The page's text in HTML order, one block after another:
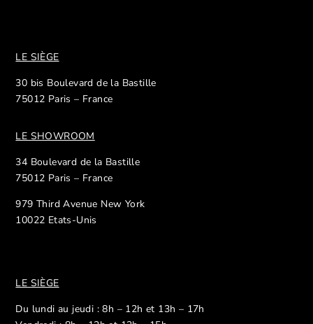
LE SIÈGE
30 bis Boulevard de la Bastille
75012 Paris – France
LE SHOWROOM
34 Boulevard de la Bastille
75012 Paris – France
979 Third Avenue New York
10022 Etats-Unis
LE SIÈGE
Du lundi au jeudi : 8h – 12h et 13h – 17h